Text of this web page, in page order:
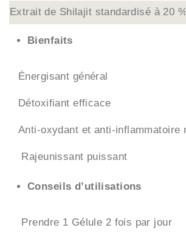
Extrait de Shilajit standardisé à 20
Bienfaits
Énergisant général
Détoxifiant efficace
Anti-oxydant et anti-inflammatoire
Rajeunissant puissant
Conseils d’utilisations
Prendre 1 Gélule 2 fois par jour